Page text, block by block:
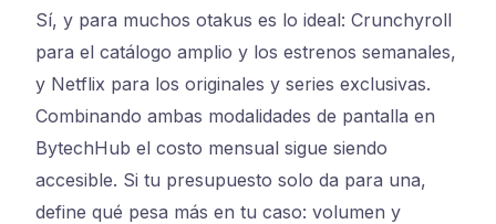
Sí, y para muchos otakus es lo ideal: Crunchyroll
para el catálogo amplio y los estrenos semanales,
y Netflix para los originales y series exclusivas.
Combinando ambas modalidades de pantalla en
BytechHub el costo mensual sigue siendo
accesible. Si tu presupuesto solo da para una,
define qué pesa más en tu caso: volumen y